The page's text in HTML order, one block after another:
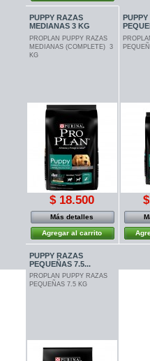
PUPPY RAZAS
MEDIANAS 3 KG
PROPLAN PUPPY RAZAS
MEDIANAS (COMPLETE) 3
KG
$ 18.500
Más detalles
Agregar al carrito
PUPPY RAZAS
PEQUEÑAS 7.5...
PROPLAN PUPPY RAZAS
PEQUEÑAS 7.5 KG